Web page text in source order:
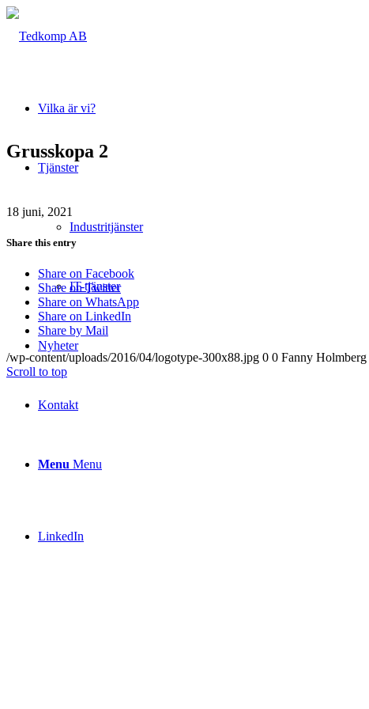
Vilka är vi?
Tjänster
Industritjänster
IT-tjänster
Nyheter
Kontakt
Menu Menu
LinkedIn
Grusskopa 2
18 juni, 2021
Share this entry
Share on Facebook
Share on Twitter
Share on WhatsApp
Share on LinkedIn
Share by Mail
/wp-content/uploads/2016/04/logotype-300x88.jpg 0 0 Fanny Holmberg
Scroll to top